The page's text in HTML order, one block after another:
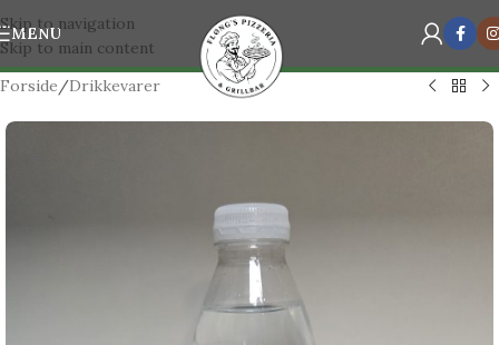
Skip to navigation
Skip to main content
MENU
Forside/Drikkevarer